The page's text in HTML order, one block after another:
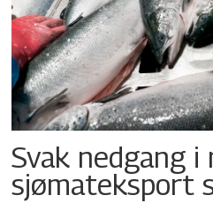
Svak nedgang i
sjømateksport